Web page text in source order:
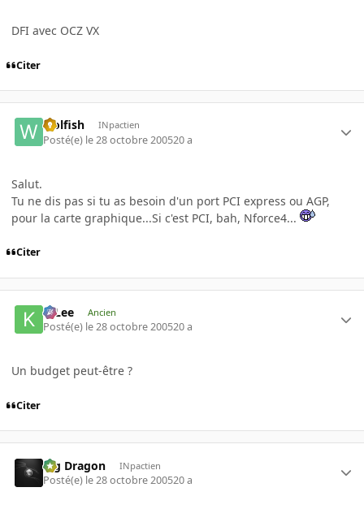
DFI avec OCZ VX
Citer
wolfish INpactien
Posté(e) le 28 octobre 200520 a
Salut.
Tu ne dis pas si tu as besoin d'un port PCI express ou AGP,
pour la carte graphique...Si c'est PCI, bah, Nforce4...
Citer
K-Lee Ancien
Posté(e) le 28 octobre 200520 a
Un budget peut-être ?
Citer
Big Dragon INpactien
Posté(e) le 28 octobre 200520 a